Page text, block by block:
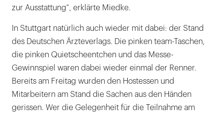
zur Ausstattung“, erklärte Miedke.
In Stuttgart natürlich auch wieder mit dabei: der Stand
des Deutschen Ärzteverlags. Die pinken team-Taschen,
die pinken Quietscheentchen und das Messe-
Gewinnspiel waren dabei wieder einmal der Renner.
Bereits am Freitag wurden den Hostessen und
Mitarbeitern am Stand die Sachen aus den Händen
gerissen. Wer die Gelegenheit für die Teilnahme am